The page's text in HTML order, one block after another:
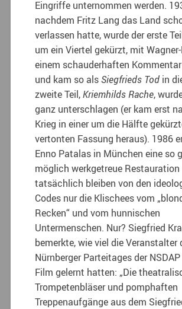
Eingriffe unternommen werden.
nachdem Fritz Lang das Land
verlassen hatte, wurde der erste
um ein Viertel gekürzt, mit
einem schauderhaften
und kam so alsSiegfrieds Tod in
zweite Teil,Kriemhilds Rache,
ganz unterschlagen (er kam erst
Krieg in einer um die Hälfte
vertonten Fassung heraus). 1986
Enno Patalas in München eine so
möglich werkgetreue
tatsächlich bleiben von den
Codes nur die Klischees vom
Recken“ und vom hunnischen
Untermenschen. Nur? Siegfried
bemerkte, wie viel die Veranstalter
Nürnberger Parteitages der
Film gelernt hatten: „Die
Trompetenbläser und pomphaften
Treppenaufgänge aus dem